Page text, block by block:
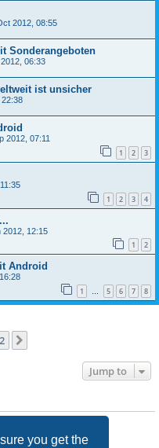
you get the
2012, 08:55
Sonderangeboten
06:33
ist unsicher
22:38
2012, 07:11
1 2 3
1 2 3 4
2012, 12:15
1 2
Android
1 … 5 6 7 8
2
Jump to